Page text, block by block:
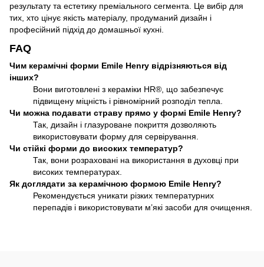
результату та естетику преміального сегмента. Це вибір для
тих, хто цінує якість матеріалу, продуманий дизайн і
професійний підхід до домашньої кухні.
FAQ
Чим керамічні форми Emile Henry відрізняються від
інших?
Вони виготовлені з кераміки HR®, що забезпечує
підвищену міцність і рівномірний розподіл тепла.
Чи можна подавати страву прямо у формі Emile Henry?
Так, дизайн і глазуроване покриття дозволяють
використовувати форму для сервірування.
Чи стійкі форми до високих температур?
Так, вони розраховані на використання в духовці при
високих температурах.
Як доглядати за керамічною формою Emile Henry?
Рекомендується уникати різких температурних
перепадів і використовувати м’які засоби для очищення.